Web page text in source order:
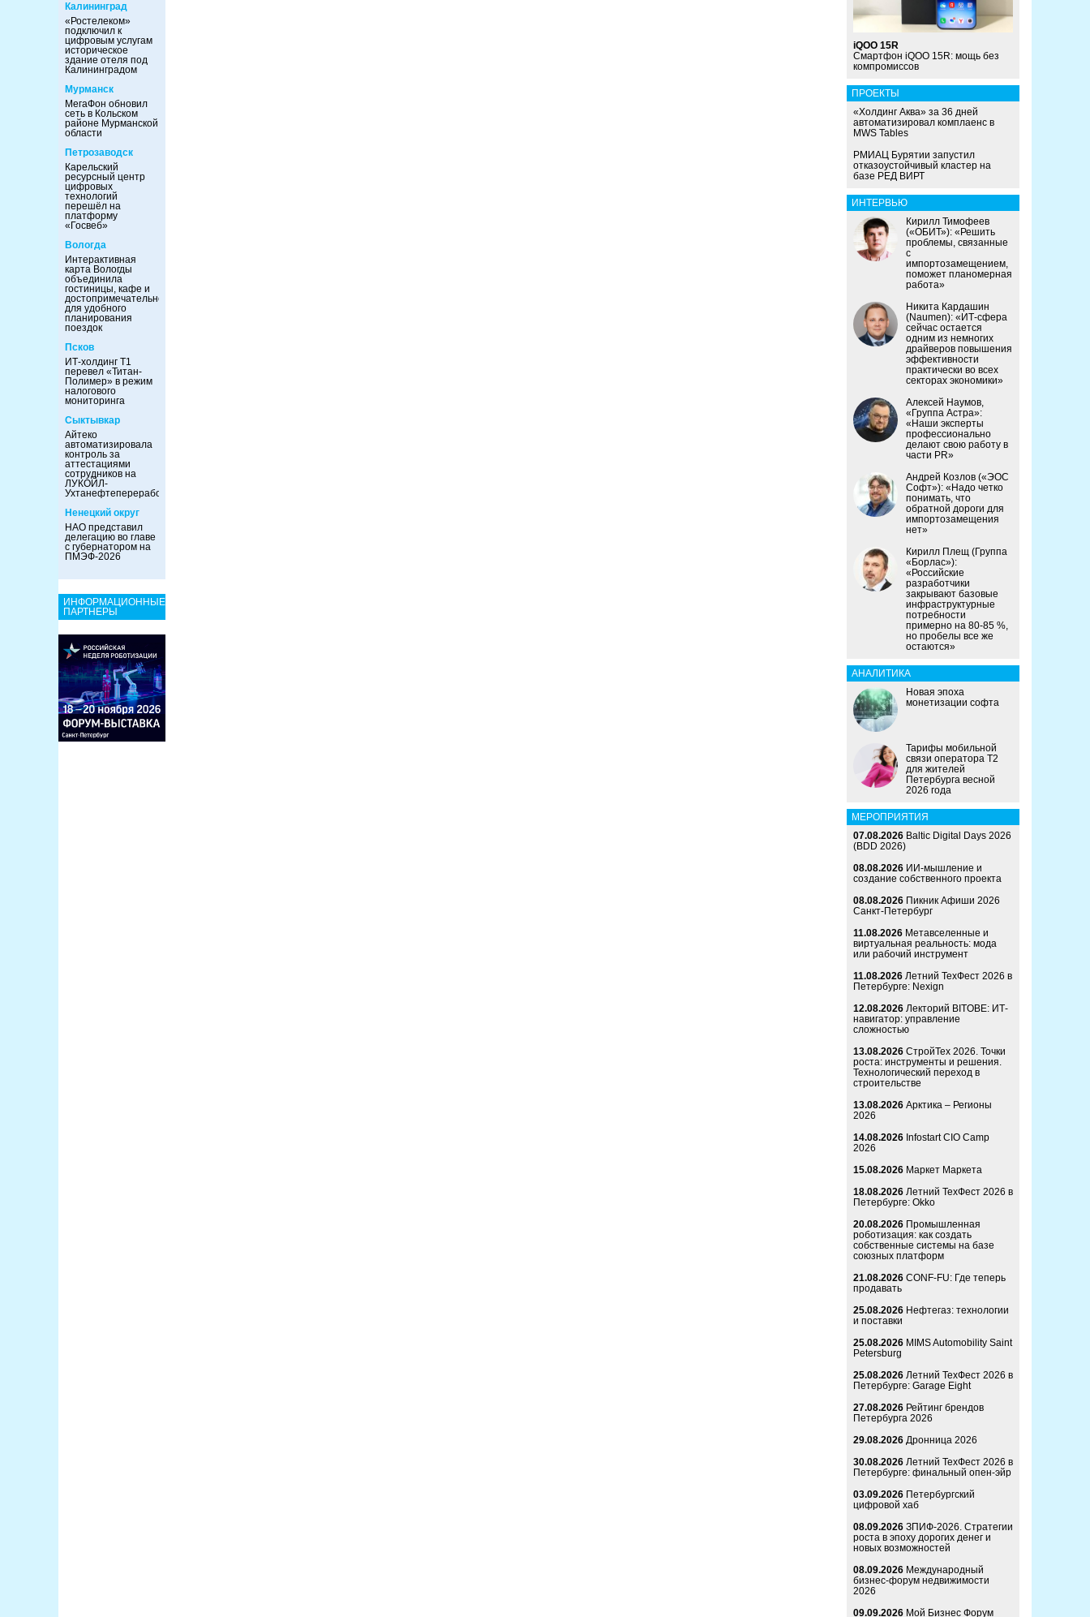
Калининград
«Ростелеком»
подключил к
цифровым услугам
историческое
здание отеля под
Калининградом
Мурманск
МегаФон обновил
сеть в Кольском
районе Мурманской
области
Петрозаводск
Карельский
ресурсный центр
цифровых
технологий
перешёл на
платформу
«Госвеб»
Вологда
Интерактивная
карта Вологды
объединила
гостиницы, кафе и
достопримечательности
для удобного
планирования
поездок
Псков
ИТ-холдинг Т1
перевел «Титан-
Полимер» в режим
налогового
мониторинга
Сыктывкар
Айтеко
автоматизировала
контроль за
аттестациями
сотрудников на
ЛУКОЙЛ-
Ухтанефтепереработка
Ненецкий округ
НАО представил
делегацию во главе
с губернатором на
ПМЭФ-2026
ИНФОРМАЦИОННЫЕ
ПАРТНЕРЫ
iQOO 15R
Смартфон iQOO 15R: мощь без
компромиссов
ПРОЕКТЫ
«Холдинг Аква» за 36 дней
автоматизировал комплаенс в
MWS Tables
РМИАЦ Бурятии запустил
отказоустойчивый кластер на
базе РЕД ВИРТ
ИНТЕРВЬЮ
Кирилл Тимофеев
(«ОБИТ»): «Решить
проблемы, связанные
с
импортозамещением,
поможет планомерная
работа»
Никита Кардашин
(Naumen): «ИТ-сфера
сейчас остается
одним из немногих
драйверов повышения
эффективности
практически во всех
секторах экономики»
Алексей Наумов,
«Группа Астра»:
«Наши эксперты
профессионально
делают свою работу в
части PR»
Андрей Козлов («ЭОС
Софт»): «Надо четко
понимать, что
обратной дороги для
импортозамещения
нет»
Кирилл Плещ (Группа
«Борлас»):
«Российские
разработчики
закрывают базовые
инфраструктурные
потребности
примерно на 80-85 %,
но пробелы все же
остаются»
АНАЛИТИКА
Новая эпоха
монетизации софта
Тарифы мобильной
связи оператора Т2
для жителей
Петербурга весной
2026 года
МЕРОПРИЯТИЯ
07.08.2026 Baltic Digital Days 2026
(BDD 2026)
08.08.2026 ИИ-мышление и
создание собственного проекта
08.08.2026 Пикник Афиши 2026
Санкт-Петербург
11.08.2026 Метавселенные и
виртуальная реальность: мода
или рабочий инструмент
11.08.2026 Летний ТехФест 2026 в
Петербурге: Nexign
12.08.2026 Лекторий BITOBE: ИТ-
навигатор: управление
сложностью
13.08.2026 СтройТех 2026. Точки
роста: инструменты и решения.
Технологический переход в
строительстве
13.08.2026 Арктика – Регионы
2026
14.08.2026 Infostart CIO Camp
2026
15.08.2026 Маркет Маркета
18.08.2026 Летний ТехФест 2026 в
Петербурге: Okko
20.08.2026 Промышленная
роботизация: как создать
собственные системы на базе
союзных платформ
21.08.2026 CONF-FU: Где теперь
продавать
25.08.2026 Нефтегаз: технологии
и поставки
25.08.2026 MIMS Automobility Saint
Petersburg
25.08.2026 Летний ТехФест 2026 в
Петербурге: Garage Eight
27.08.2026 Рейтинг брендов
Петербурга 2026
29.08.2026 Дронница 2026
30.08.2026 Летний ТехФест 2026 в
Петербурге: финальный опен-эйр
03.09.2026 Петербургский
цифровой хаб
08.09.2026 ЗПИФ-2026. Стратегии
роста в эпоху дорогих денег и
новых возможностей
08.09.2026 Международный
бизнес-форум недвижимости
2026
09.09.2026 Мой Бизнес Форум